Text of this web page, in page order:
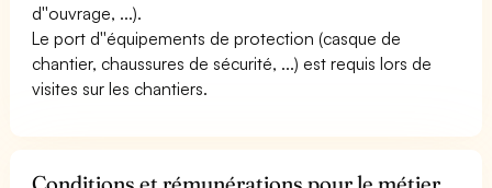
d''ouvrage, ...).
Le port d''équipements de protection (casque de
chantier, chaussures de sécurité, ...) est requis lors de
visites sur les chantiers.